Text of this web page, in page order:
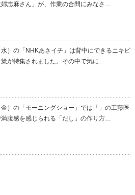
婦志麻さん」が、作業の合間にみなさ…
水）の「NHKあさイチ」は背中にできるニキビ
が特集されました。その中で気に…
金）の「モーニングショー」では「」の工藤医
腹感を感じられる「だし」の作り方…